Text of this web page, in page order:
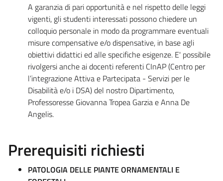
A garanzia di pari opportunità e nel rispetto delle leggi
vigenti, gli studenti interessati possono chiedere un
colloquio personale in modo da programmare eventuali
misure compensative e/o dispensative, in base agli
obiettivi didattici ed alle specifiche esigenze. E' possibile
rivolgersi anche ai docenti referenti CInAP (Centro per
l’integrazione Attiva e Partecipata - Servizi per le
Disabilità e/o i DSA) del nostro Dipartimento,
Professoresse Giovanna Tropea Garzia e Anna De
Angelis.
Prerequisiti richiesti
PATOLOGIA DELLE PIANTE ORNAMENTALI E